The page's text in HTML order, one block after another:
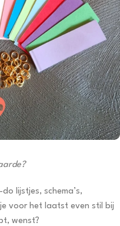
lijstjes, schema’s,
voor het laatst even stil bij
wenst?